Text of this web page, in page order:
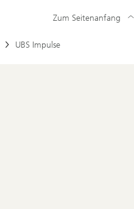
UBS Impulse
Zum Seitenanfang